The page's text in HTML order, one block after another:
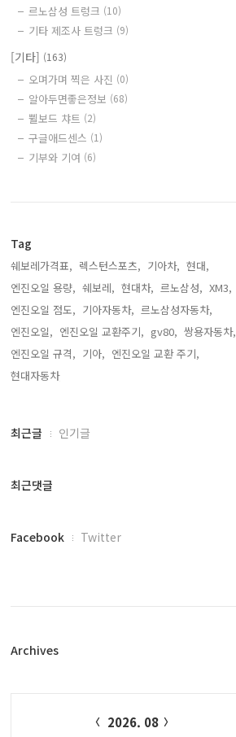
르노삼성 트렁크 (10)
기타 제조사 트렁크 (9)
[기타] (163)
오며가며 찍은 사진 (0)
알아두면좋은정보 (68)
쀨보드 챠트 (2)
구글애드센스 (1)
기부와 기여 (6)
Tag
쉐보레가격표, 렉스턴스포츠, 기아차, 현대,
엔진오일 용량, 쉐보레, 현대차, 르노삼성, XM3,
엔진오일 점도, 기아자동차, 르노삼성자동차,
엔진오일, 엔진오일 교환주기, gv80, 쌍용자동차,
엔진오일 규격, 기아, 엔진오일 교환 주기,
현대자동차,
최
과
글
최근글 인기글
최근댓글
페
플
Facebook Twitter
Archives
2026. 08